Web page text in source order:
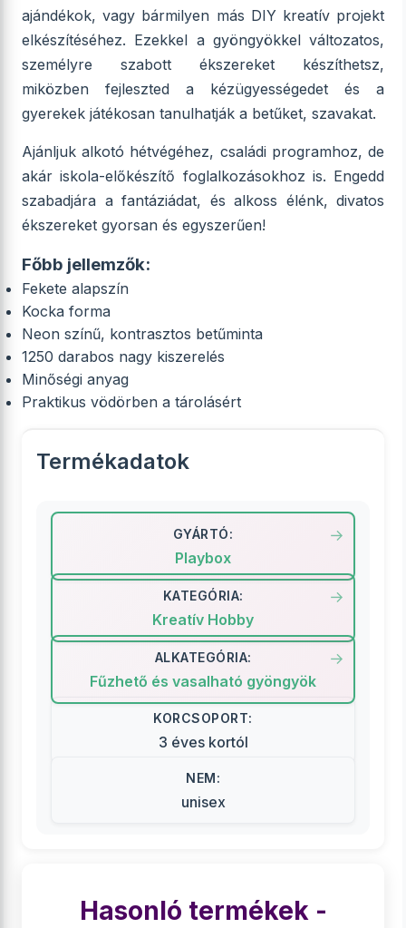
ajándékok, vagy bármilyen más DIY kreatív projekt
elkészítéséhez. Ezekkel a gyöngyökkel változatos,
személyre szabott ékszereket készíthetsz,
miközben fejleszted a kézügyességedet és a
gyerekek játékosan tanulhatják a betűket, szavakat.
Ajánljuk alkotó hétvégéhez, családi programhoz, de
akár iskola-előkészítő foglalkozásokhoz is. Engedd
szabadjára a fantáziádat, és alkoss élénk, divatos
ékszereket gyorsan és egyszerűen!
Főbb jellemzők:
Fekete alapszín
Kocka forma
Neon színű, kontrasztos betűminta
1250 darabos nagy kiszerelés
Minőségi anyag
Praktikus vödörben a tárolásért
Termékadatok
GYÁRTÓ:
Playbox
KATEGÓRIA:
Kreatív Hobby
ALKATEGÓRIA:
Fűzhető és vasalható gyöngyök
KORCSOPORT:
3 éves kortól
NEM:
unisex
Hasonló termékek -